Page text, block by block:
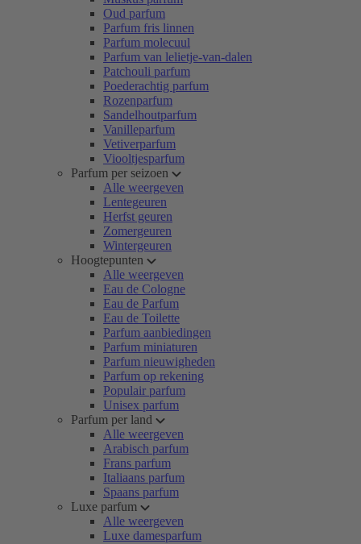
Oud parfum
Parfum fris linnen
Parfum molecuul
Parfum van lelietje-van-dalen
Patchouli parfum
Poederachtig parfum
Rozenparfum
Sandelhoutparfum
Vanilleparfum
Vetiverparfum
Viooltjesparfum
Parfum per seizoen
Alle weergeven
Lentegeuren
Herfst geuren
Zomergeuren
Wintergeuren
Hoogtepunten
Alle weergeven
Eau de Cologne
Eau de Parfum
Eau de Toilette
Parfum aanbiedingen
Parfum miniaturen
Parfum nieuwigheden
Parfum op rekening
Populair parfum
Unisex parfum
Parfum per land
Alle weergeven
Arabisch parfum
Frans parfum
Italiaans parfum
Spaans parfum
Luxe parfum
Alle weergeven
Luxe damesparfum